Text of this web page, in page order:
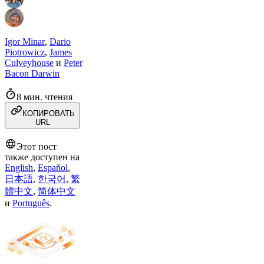
Igor Minar, Dario
Piotrowicz, James
Culveyhouse и Peter
Bacon Darwin
8 мин. чтения
КОПИРОВАТЬ
URL
Этот пост
также доступен на
English, Español,
日本語, 한국어 , 繁
體中文, 简体中文
и Português.